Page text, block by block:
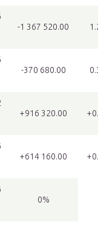
-1 367 520.00
-370 680.00
+916 320.00
+614 160.00
0%